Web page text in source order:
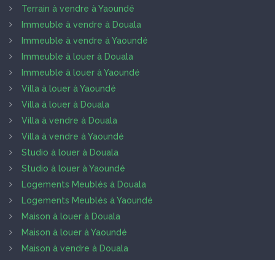
Terrain à vendre à Yaoundé
Immeuble à vendre à Douala
Immeuble à vendre à Yaoundé
Immeuble à louer à Douala
Immeuble à louer à Yaoundé
Villa à louer à Yaoundé
Villa à louer à Douala
Villa à vendre à Douala
Villa à vendre à Yaoundé
Studio à louer à Douala
Studio à louer à Yaoundé
Logements Meublés à Douala
Logements Meublés à Yaoundé
Maison à louer à Douala
Maison à louer à Yaoundé
Maison à vendre à Douala